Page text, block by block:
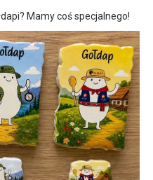
Mamy coś specjalnego!